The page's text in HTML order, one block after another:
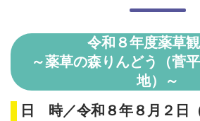
令和８年度薬草
～薬草の森りんどう（菅
地）～
日 時／令和８年８月２日